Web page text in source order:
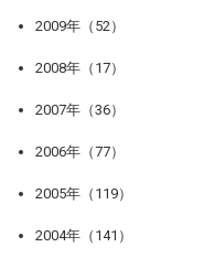
2009年（52）
2008年（17）
2007年（36）
2006年（77）
2005年（119）
2004年（141）